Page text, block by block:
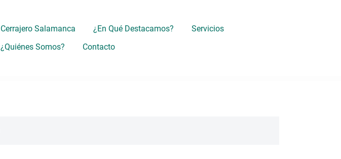
Cerrajero Salamanca ¿En Qué Destacamos?
Servicios
¿Quiénes Somos?
Contacto